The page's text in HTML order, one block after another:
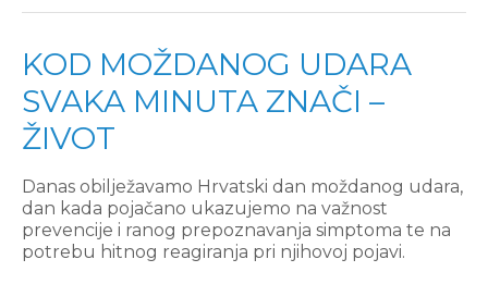
KOD MOŽDANOG UDARA
SVAKA MINUTA ZNAČI –
ŽIVOT
Danas obilježavamo Hrvatski dan moždanog udara,
dan kada pojačano ukazujemo na važnost
prevencije i ranog prepoznavanja simptoma te na
potrebu hitnog reagiranja pri njihovoj pojavi.